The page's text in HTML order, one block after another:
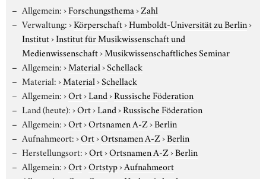
Allgemein:›Forschungsthema›Zahl
Verwaltung:›Körperschaft›Humboldt-Universität zu Berlin›
Institut›Institut für Musikwissenschaft und
Medienwissenschaft›Musikwissenschaftliches Seminar
Allgemein:›Material›Schellack
Material:›Material›Schellack
Allgemein:›Ort›Land›Russische Föderation
Land (heute):›Ort›Land›Russische Föderation
Allgemein:›Ort›Ortsnamen A-Z›Berlin
Aufnahmeort:›Ort›Ortsnamen A-Z›Berlin
Herstellungsort:›Ort›Ortsnamen A-Z›Berlin
Allgemein:›Ort›Ortstyp›Aufnahmeort